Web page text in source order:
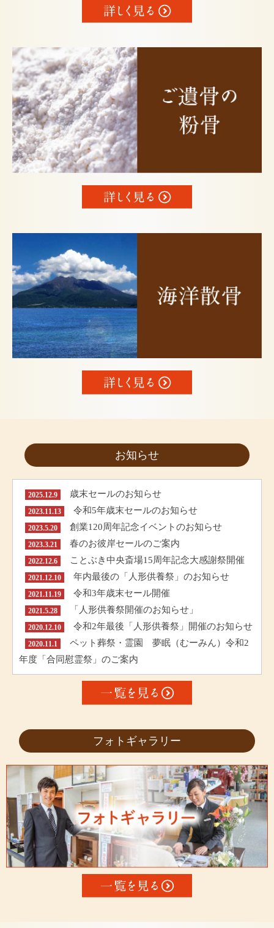
お知らせ
2025.12.9 歳末セールのお知らせ
2023.11.13 令和5年歳末セールのお知らせ
2023.5.20 創業120周年記念イベントのお知らせ
2023.3.21 春のお彼岸セールのご案内
2022.12.6 ことぶき中央斎場15周年記念大感謝祭開催
2021.12.10 年内最後の「人形供養祭」のお知らせ
2021.11.19 令和3年歳末セール開催
2021.5.28 「人形供養祭開催のお知らせ」
2020.12.10 令和2年最後「人形供養祭」開催のお知らせ
2020.11.1
ペット葬祭・霊園 夢眠（むーみん）令和2
年度「合同慰霊祭」のご案内
フォトギャラリー